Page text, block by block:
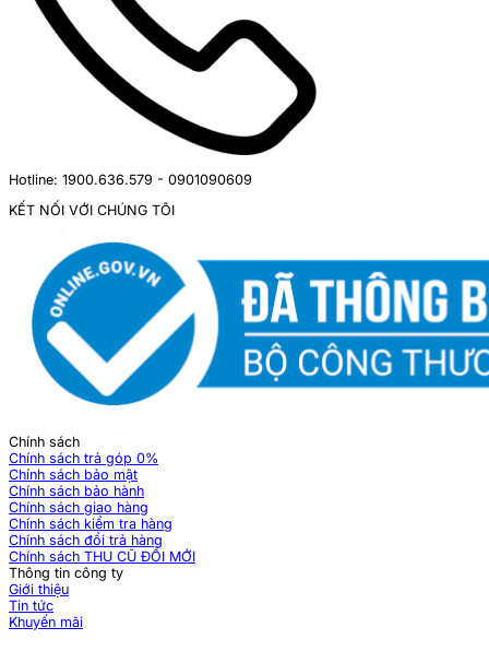
Hotline: 1900.636.579 - 0901090609
KẾT NỐI VỚI CHÚNG TÔI
Chính sách
Chính sách trả góp 0%
Chính sách bảo mật
Chính sách bảo hành
Chính sách giao hàng
Chính sách kiểm tra hàng
Chính sách đổi trả hàng
Chính sách THU CŨ ĐỔI MỚI
Thông tin công ty
Giới thiệu
Tin tức
Khuyến mãi